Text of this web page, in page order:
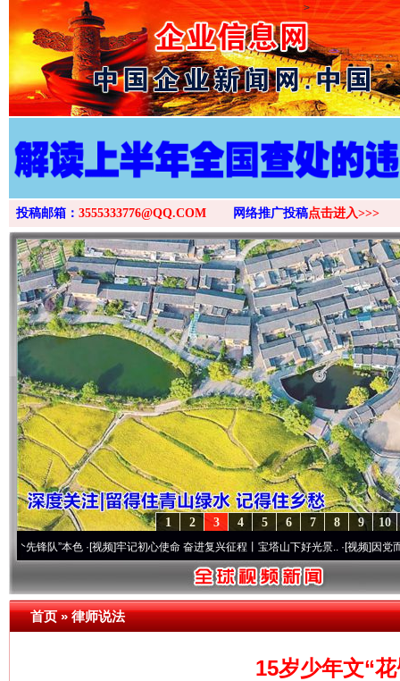
>
投稿邮箱： 3555333776@QQ.COM 网络推广投稿点击进入>>>
10
9
8
7
6
5
4
3
2
1
本色·[视频]牢记初心使命 奋进复兴征程丨宝塔山下好光景..·[视频]因党而生 为党
首页»律师说法
15岁少年文“